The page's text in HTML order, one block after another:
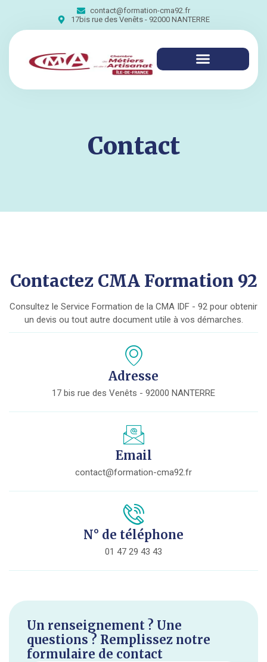
contact@formation-cma92.fr
17bis rue des Venêts - 92000 NANTERRE
Contact
Contactez CMA Formation 92
Consultez le Service Formation de la CMA IDF - 92 pour obtenir
un devis ou tout autre document utile à vos démarches.
Adresse
17 bis rue des Venêts - 92000 NANTERRE
Email
contact@formation-cma92.fr
N° de téléphone
01 47 29 43 43
Un renseignement ? Une
questions ? Remplissez notre
formulaire de contact